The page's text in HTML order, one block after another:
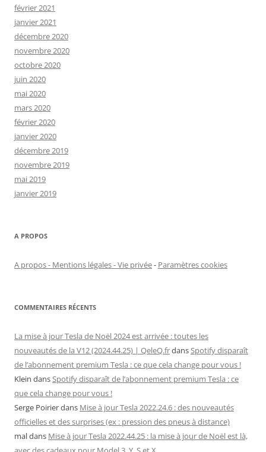
février 2021
janvier 2021
décembre 2020
novembre 2020
octobre 2020
juin 2020
mai 2020
mars 2020
février 2020
janvier 2020
décembre 2019
novembre 2019
mai 2019
janvier 2019
A PROPOS
A propos - Mentions légales - Vie privée- Paramètres cookies
COMMENTAIRES RÉCENTS
La mise à jour Tesla de Noël 2024 est arrivée : toutes les
nouveautés de la V12 (2024.44.25) | QeleQ.frdansSpotify disparaît
de l’abonnement premium Tesla : ce que cela change pour vous !
Klein dansSpotify disparaît de l’abonnement premium Tesla : ce
que cela change pour vous !
Serge Poirierdans Mise à jour Tesla 2022.24.6 : des nouveautés
officielles et des surprises (ex : pression des pneus à distance)
maldans Mise à jour Tesla 2022.44.25 : la mise à jour de Noël est là,